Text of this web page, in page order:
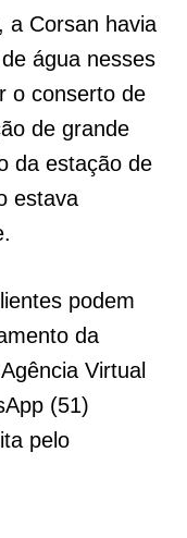
a Corsan havia
água nesses
o conserto de
de grande
da estação de
estava
podem
da
Virtual
(51)
pelo